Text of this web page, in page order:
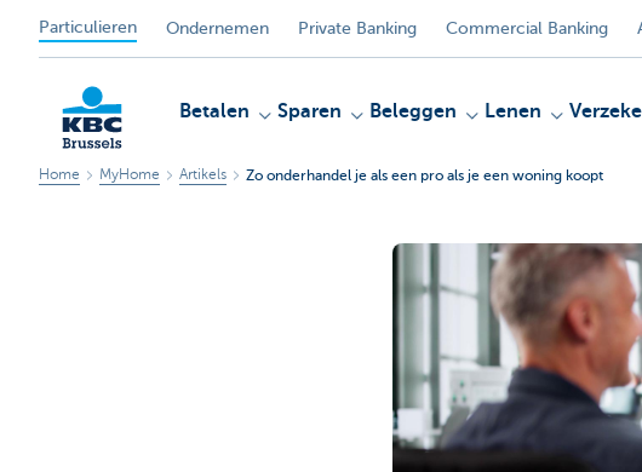
Particulieren Ondernemen Private Banking Commercial Banking
Betalen Sparen Beleggen Lenen
Home MyHome Artikels Zo onderhandel je als een pro als je een woning koopt